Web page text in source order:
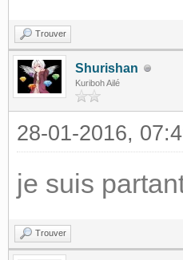
Trouver
Shurishan
Kuriboh Ailé
28-01-2016,
je suis
Trouver